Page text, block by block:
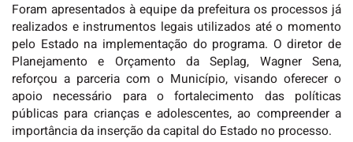
Foram apresentados à equipe da prefeitura os processos já
realizados e instrumentos legais utilizados até o momento
pelo Estado na implementação do programa. O diretor de
Planejamento e Orçamento da Seplag, Wagner Sena,
reforçou a parceria com o Município, visando oferecer o
apoio necessário para o fortalecimento das políticas
públicas para crianças e adolescentes, ao compreender a
importância da inserção da capital do Estado no processo.